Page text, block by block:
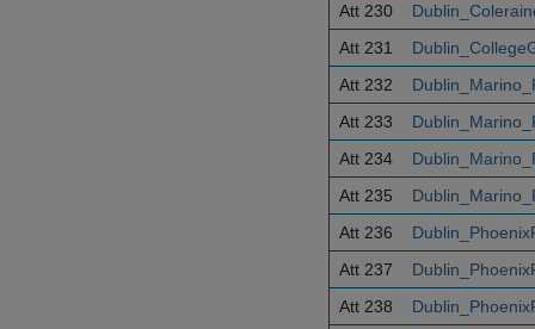
Att 230
Att 231
Att 232
Att 233
Att 234
Att 235
Att 236
Att 237
Att 238